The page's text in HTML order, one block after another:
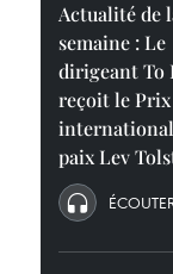
Actualité de
semaine : Le
dirigeant To
reçoit le Prix
paix Lev